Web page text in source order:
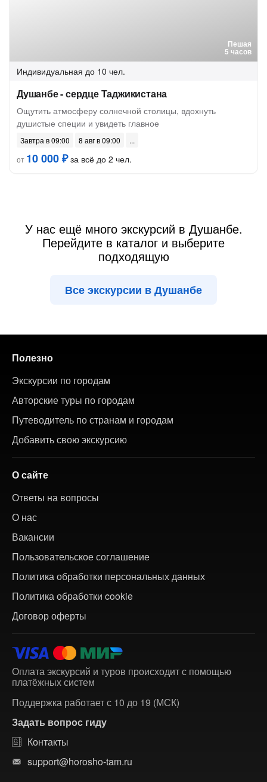
Пешая
5 часов
Индивидуальная до 10 чел.
Душанбе - сердце Таджикистана
Ощутить атмосферу солнечной столицы, вдохнуть
душистые специи и увидеть главное
Завтра в 09:00
8 авг в 09:00
от 10 000 ₽за всё до 2 чел.
У нас ещё много экскурсий в Душанбе.
Перейдите в каталог и выберите
подходящую
Все экскурсии в Душанбе
Полезно
Экскурсии по городам
Авторские туры по городам
Путеводитель по странам и городам
Добавить свою экскурсию
О сайте
Ответы на вопросы
О нас
Вакансии
Пользовательское соглашение
Политика обработки персональных данных
Политика обработки cookie
Договор оферты
Оплата экскурсий и туров происходит с помощью
платёжных систем
Поддержка работает с 10 до 19 (МСК)
Задать вопрос гиду
Контакты
support@horosho-tam.ru